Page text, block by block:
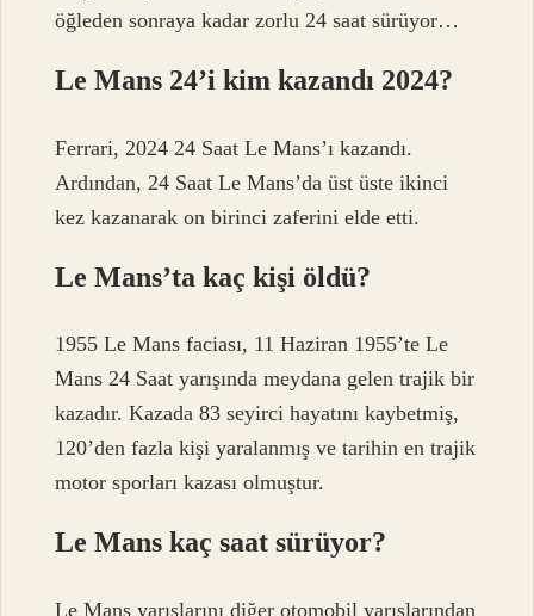
öğleden sonraya kadar zorlu 24 saat sürüyor…
Le Mans 24’i kim kazandı 2024?
Ferrari, 2024 24 Saat Le Mans’ı kazandı.
Ardından, 24 Saat Le Mans’da üst üste ikinci
kez kazanarak on birinci zaferini elde etti.
Le Mans’ta kaç kişi öldü?
1955 Le Mans faciası, 11 Haziran 1955’te Le
Mans 24 Saat yarışında meydana gelen trajik bir
kazadır. Kazada 83 seyirci hayatını kaybetmiş,
120’den fazla kişi yaralanmış ve tarihin en trajik
motor sporları kazası olmuştur.
Le Mans kaç saat sürüyor?
Le Mans yarışlarını diğer otomobil yarışlarından